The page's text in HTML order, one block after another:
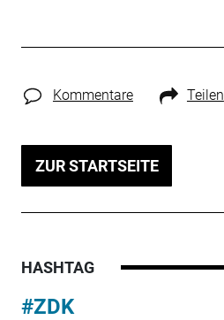
Kommentare Teilen
ZUR STARTSEITE
HASHTAG
#ZDK